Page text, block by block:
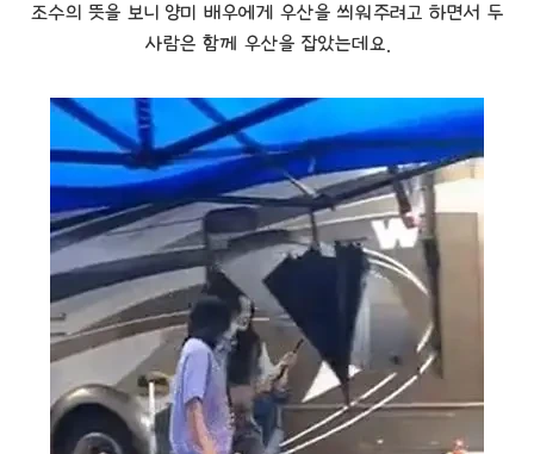
조수의 뜻을 보니 양미 배우에게 우산을 씌워주려고 하면서 두
사람은 함께 우산을 잡았는데요.